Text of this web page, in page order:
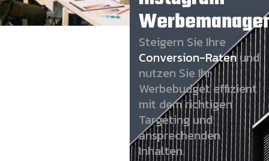
Steigern Sie Ihre
Conversion-Ratenund
nutzen Sie Ihr
Werbebudget effizient
mit dem richtigen
Targeting und
ansprechenden
Inhalten.